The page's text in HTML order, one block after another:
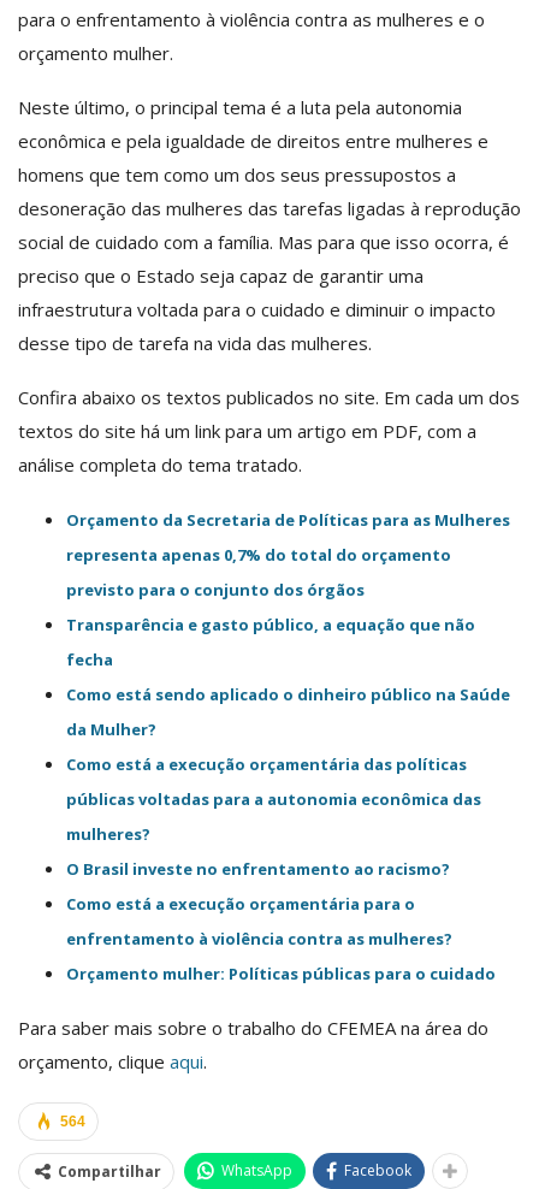
para o enfrentamento à violência contra as mulheres e o
orçamento mulher.
Neste último, o principal tema é a luta pela autonomia
econômica e pela igualdade de direitos entre mulheres e
homens que tem como um dos seus pressupostos a
desoneração das mulheres das tarefas ligadas à reprodução
social de cuidado com a família. Mas para que isso ocorra, é
preciso que o Estado seja capaz de garantir uma
infraestrutura voltada para o cuidado e diminuir o impacto
desse tipo de tarefa na vida das mulheres.
Confira abaixo os textos publicados no site. Em cada um dos
textos do site há um link para um artigo em PDF, com a
análise completa do tema tratado.
Orçamento da Secretaria de Políticas para as Mulheres
representa apenas 0,7% do total do orçamento
previsto para o conjunto dos órgãos
Transparência e gasto público, a equação que não
fecha
Como está sendo aplicado o dinheiro público na Saúde
da Mulher?
Como está a execução orçamentária das políticas
públicas voltadas para a autonomia econômica das
mulheres?
O Brasil investe no enfrentamento ao racismo?
Como está a execução orçamentária para o
enfrentamento à violência contra as mulheres?
Orçamento mulher: Políticas públicas para o cuidado
Para saber mais sobre o trabalho do CFEMEA na área do
orçamento, clique aqui.
564
Compartilhar WhatsApp Facebook